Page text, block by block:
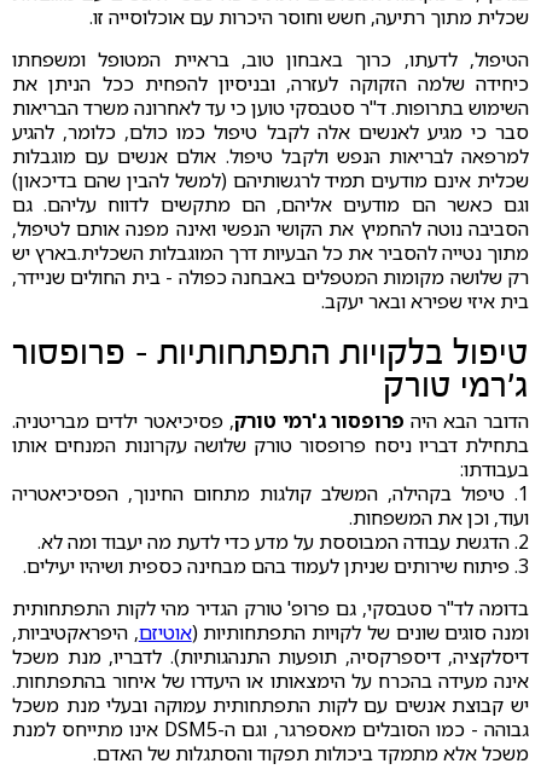
שכלית מתוך רתיעה, חשש וחוסר היכרות עם אוכלוסייה זו.
הטיפול, לדעתו, כרוך באבחון טוב, בראיית המטופל ומשפחתו
כיחידה שלמה הזקוקה לעזרה, ובניסיון להפחית ככל הניתן את
השימוש בתרופות. ד"ר סטבסקי טוען כי עד לאחרונה משרד הבריאות
סבר כי מגיע לאנשים אלה לקבל טיפול כמו כולם, כלומר, להגיע
למרפאה לבריאות הנפש ולקבל טיפול. אולם אנשים עם מוגבלות
שכלית אינם מודעים תמיד לרגשותיהם (למשל להבין שהם בדיכאון)
וגם כאשר הם מודעים אליהם, הם מתקשים לדווח עליהם. גם
הסביבה נוטה להחמיץ את הקושי הנפשי ואינה מפנה אותם לטיפול,
מתוך נטייה להסביר את כל הבעיות דרך המוגבלות השכלית.בארץ יש
רק שלושה מקומות המטפלים באבחנה כפולה - בית החולים שניידר,
בית איזי שפירא ובאר יעקב.
טיפול בלקויות התפתחותיות - פרופסור
ג'רמי טורק
הדובר הבא היה פרופסור ג'רמי טורק, פסיכיאטר ילדים מבריטניה.
בתחילת דבריו ניסח פרופסור טורק שלושה עקרונות המנחים אותו
בעבודתו:
1. טיפול בקהילה, המשלב קולגות מתחום החינוך, הפסיכיאטריה
ועוד, וכן את המשפחות.
2. הדגשת עבודה המבוססת על מדע כדי לדעת מה יעבוד ומה לא.
3. פיתוח שירותים שניתן לעמוד בהם מבחינה כספית ושיהיו יעילים.
בדומה לד"ר סטבסקי, גם פרופ' טורק הגדיר מהי לקות התפתחותית
ומנה סוגים שונים של לקויות התפתחותיות (אוטיזם, היפראקטיביות,
דיסלקציה, דיספרקסיה, תופעות התנהגותיות). לדבריו, מנת משכל
אינה מעידה בהכרח על הימצאותו או היעדרו של איחור בהתפתחות.
יש קבוצת אנשים עם לקות התפתחותית עמוקה ובעלי מנת משכל
גבוהה - כמו הסובלים מאספרגר, וגם ה-DSM5 אינו מתייחס למנת
משכל אלא מתמקד ביכולות תפקוד והסתגלות של האדם.